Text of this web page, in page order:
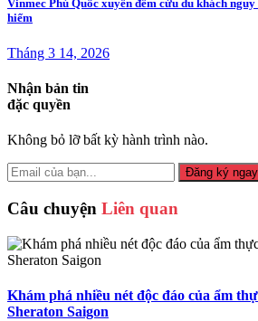
Vinmec Phú Quốc xuyên đêm cứu du khách
hiếm
Tháng 3 14, 2026
Nhận bản tin
đặc quyền
Không bỏ lỡ bất kỳ hành trình nào.
Đăng ký ngay
Câu chuyện Liên quan
Khám phá nhiều nét độc đáo của ẩm
Sheraton Saigon